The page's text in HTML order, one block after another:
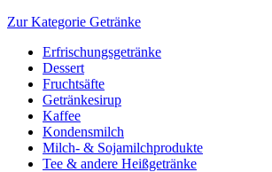
Zur Kategorie Getränke
Erfrischungsgetränke
Dessert
Fruchtsäfte
Getränkesirup
Kaffee
Kondensmilch
Milch- & Sojamilchprodukte
Tee & andere Heißgetränke